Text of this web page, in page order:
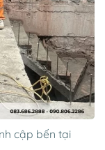
cập bến tại